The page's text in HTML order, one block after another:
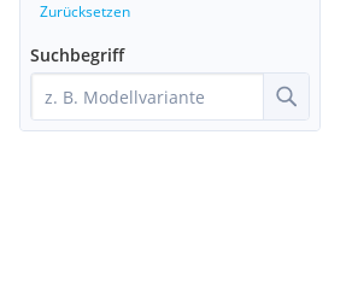
Zurücksetzen
Suchbegriff